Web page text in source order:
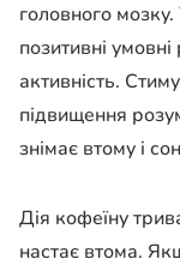
головного
позитивні
активність.
підвищення
знімає втому і
Дія кофеїну
настає втома.